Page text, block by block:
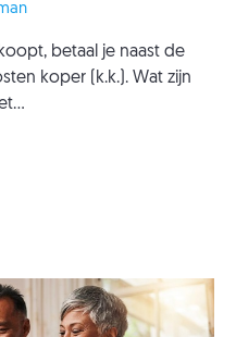
betaal je naast de
koper (k.k.). Wat zijn